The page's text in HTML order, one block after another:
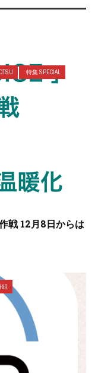
特集 SPECIAL
戦 12月8日からは
組